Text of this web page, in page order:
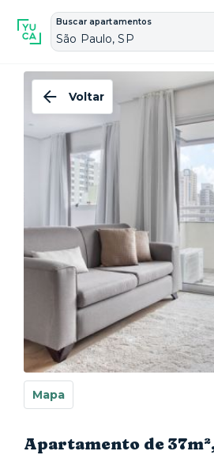
Buscar apartamentos
São Paulo, SP
Voltar
Mapa
Apartamento de